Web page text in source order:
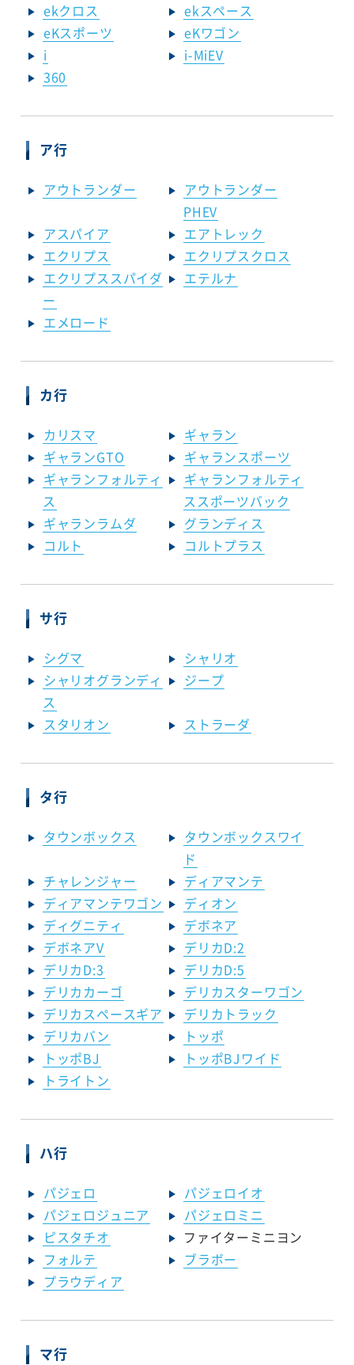
ekクロス
ekスペース
eKスポーツ
eKワゴン
i
i-MiEV
360
ア行
アウトランダー
アウトランダー
PHEV
アスパイア
エアトレック
エクリプス
エクリプスクロス
エクリプススパイダ
ー
エテルナ
エメロード
カ行
カリスマ
ギャラン
ギャランGTO
ギャランスポーツ
ギャランフォルティ
ス
ギャランフォルティ
ススポーツバック
ギャランラムダ
グランディス
コルト
コルトプラス
サ行
シグマ
シャリオ
シャリオグランディ
ス
ジープ
スタリオン ストラーダ
タ行
タウンボックス
タウンボックスワイ
ド
チャレンジャー
ディアマンテ
ディアマンテワゴン
ディオン
ディグニティ
デボネア
デボネアV
デリカD:2
デリカD:3
デリカD:5
デリカカーゴ
デリカスターワゴン
デリカスペースギア
デリカトラック
デリカバン
トッポ
トッポBJ
トッポBJワイド
トライトン
ハ行
パジェロ
パジェロイオ
パジェロジュニア
パジェロミニ
ピスタチオ
ファイターミニヨン
フォルテ
ブラボー
プラウディア
マ行